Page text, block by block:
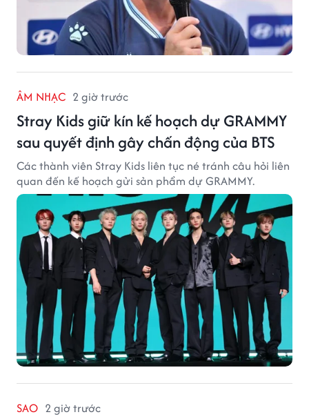
ÂM NHẠC 2 giờ trước
Stray Kids giữ kín kế hoạch dự GRAMMY
sau quyết định gây chấn động của BTS
Các thành viên Stray Kids liên tục né tránh câu hỏi liên
quan đến kế hoạch gửi sản phẩm dự GRAMMY.
SAO 2 giờ trước